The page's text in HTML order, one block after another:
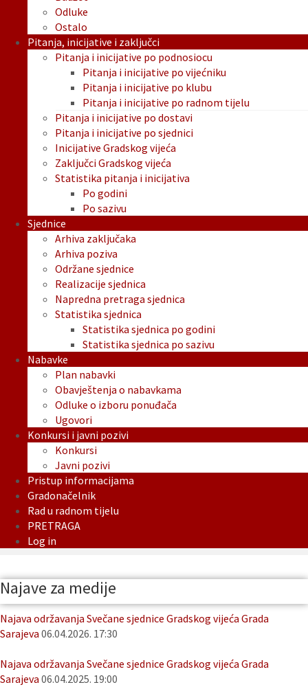
Odluke
Ostalo
Pitanja, inicijative i zaključci
Pitanja i inicijative po podnosiocu
Pitanja i inicijative po vijećniku
Pitanja i inicijative po klubu
Pitanja i inicijative po radnom tijelu
Pitanja i inicijative po dostavi
Pitanja i inicijative po sjednici
Inicijative Gradskog vijeća
Zaključci Gradskog vijeća
Statistika pitanja i inicijativa
Po godini
Po sazivu
Sjednice
Arhiva zaključaka
Arhiva poziva
Održane sjednice
Realizacije sjednica
Napredna pretraga sjednica
Statistika sjednica
Statistika sjednica po godini
Statistika sjednica po sazivu
Nabavke
Plan nabavki
Obavještenja o nabavkama
Odluke o izboru ponuđača
Ugovori
Konkursi i javni pozivi
Konkursi
Javni pozivi
Pristup informacijama
Gradonačelnik
Rad u radnom tijelu
PRETRAGA
Log in
Najave za medije
Najava održavanja Svečane sjednice Gradskog vijeća Grada
Sarajeva 06.04.2026. 17:30
Najava održavanja Svečane sjednice Gradskog vijeća Grada
Sarajeva 06.04.2025. 19:00